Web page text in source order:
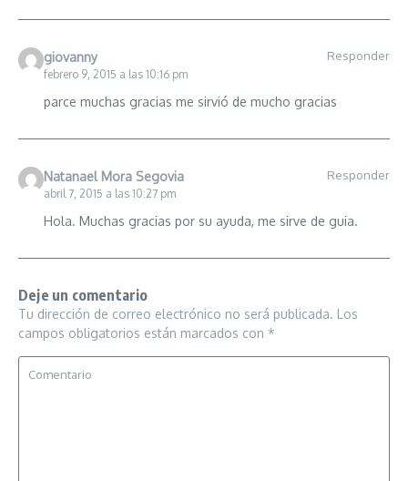
giovanny
febrero 9, 2015 a las 10:16 pm
Responder
parce muchas gracias me sirvió de mucho gracias
Natanael Mora Segovia
abril 7, 2015 a las 10:27 pm
Responder
Hola. Muchas gracias por su ayuda, me sirve de guia.
Deje un comentario
Tu dirección de correo electrónico no será publicada. Los
campos obligatorios están marcados con *